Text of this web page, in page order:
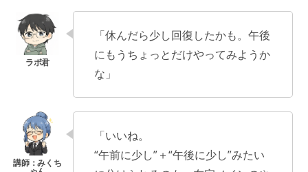
「休んだら少し回復したかも。午後
にもうちょっとだけやってみようか
な」
「いいね。
“午前に少し”＋“午後に少し”みたい